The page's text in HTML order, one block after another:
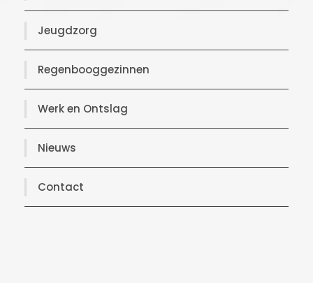
Jeugdzorg
Regenbooggezinnen
Werk en Ontslag
Nieuws
Contact